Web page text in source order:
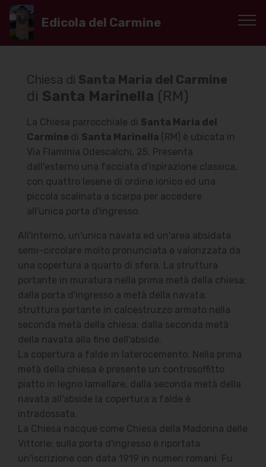
Edicola del Carmine
Chiesa di Santa Maria del Carmine
di Santa Marinella (RM)
La Chiesa parrocchiale di Santa Maria del
Carmine di Santa Marinella (RM) è ubicata in
Via Flaminia Odescalchi, 25. Presenta
dall'esterno una facciata d'ispirazione classica,
con quattro lesene di ordine ionico ed una
piccola scalinata a scarpa per accedere
all'unica porta d'ingresso.
All'interno, un'unica navata ed un'area absidata
semi-circolare molto pronunciata e valorizzata da
una copertura a quarto di sfera. La struttura
portante in muratura nella prima metà della chiesa:
dalla porta d'ingresso a metà della navata;
struttura portante in calcestruzzo armato nella
seconda metà della chiesa: dalla seconda metà
della navata alla fine dell'abside.
La copertura a falde in laterocemento. Nella prima
metà della chiesa è presente un controsoffitto
piatto in legno lamellare, dalla seconda metà della
navata all'abside la copertura a falde è
intradossata.
La Chiesa nacque come Chiesa della Madonna delle
Vittorie; sulla porta d'ingresso è riportata
un'iscrizione con data 1919 in numeri romani. Fu